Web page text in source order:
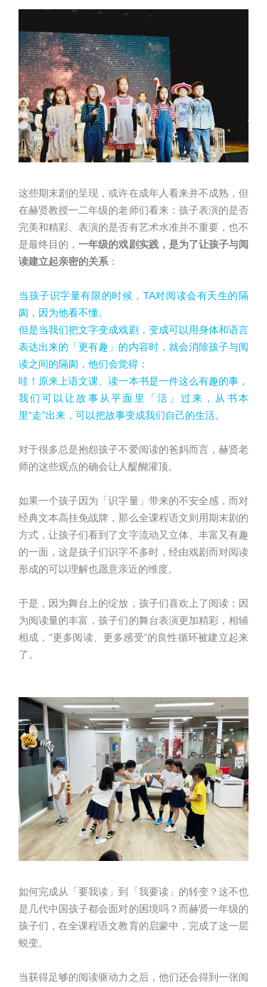
这些期末剧的呈现，或许在成年人看来并不成熟，但
在赫贤教授一二年级的老师们看来：孩子表演的是否
完美和精彩、表演的是否有艺术水准并不重要，也不
是最终目的，一年级的戏剧实践，是为了让孩子与阅
读建立起亲密的关系 ：
当孩子识字量有限的时候，TA对阅读会有天生的隔
阂，因为他看不懂。
但是当我们把文字变成戏剧，变成可以用身体和语言
表达出来的「更有趣」的内容时，就会消除孩子与阅
读之间的隔阂，他们会觉得：
哇！原来上语文课、读一本书是一件这么有趣的事，
我们可以让故事从平面里「活」过来，从书本
里“走”出来，可以把故事变成我们自己的生活。
对于很多总是抱怨孩子不爱阅读的爸妈而言，赫贤老
师的这些观点的确会让人醍醐灌顶。
如果一个孩子因为「识字量」带来的不安全感，而对
经典文本高挂免战牌，那么全课程语文则用期末剧的
方式，让孩子们看到了文字流动又立体、丰富又有趣
的一面，这是孩子们识字不多时，经由戏剧而对阅读
形成的可以理解也愿意亲近的维度。
于是，因为舞台上的绽放，孩子们喜欢上了阅读；因
为阅读量的丰富，孩子们的舞台表演更加精彩，相辅
相成，“更多阅读、更多感受”的良性循环被建立起来
了。
如何完成从「要我读」到「我要读」的转变？这不也
是几代中国孩子都会面对的困境吗？而赫贤一年级的
孩子们，在全课程语文教育的启蒙中，完成了这一层
蜕变。
当获得足够的阅读驱动力之后，他们还会得到一张阅